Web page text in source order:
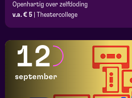
Openhartig over zelfdoding
v.a. € 5
Theatercollege
12
september